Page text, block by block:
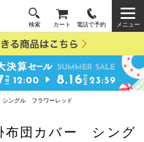
検索 カート 電話で予約 メニュー
ングル フラワーレッド
布団カバー シング